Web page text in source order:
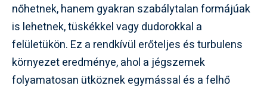
nőhetnek, hanem gyakran szabálytalan formájúak
is lehetnek, tüskékkel vagy dudorokkal a
felületükön. Ez a rendkívül erőteljes és turbulens
környezet eredménye, ahol a jégszemek
folyamatosan ütköznek egymással és a felhő